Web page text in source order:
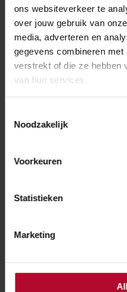
ons websiteverkeer te
over jouw gebruik van
media, adverteren en
gegevens combineren
verstrekt of die ze hebben
van hun services.
Noodzakelijk
Voorkeuren
Statistieken
Marketing
opbouwen.”
andere